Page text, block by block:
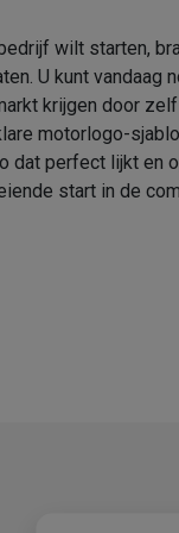
wilt starten,
U kunt vandaag
krijgen door
motorlogo-
dat perfect lijkt en
start in de